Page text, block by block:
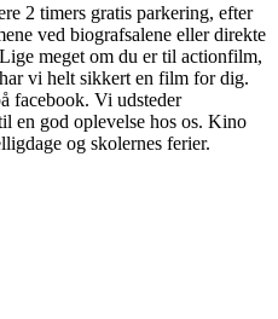
2 timers gratis parkering, efter
ved biografsalene eller direkte
meget om du er til actionfilm,
vi helt sikkert en film for dig.
facebook. Vi udsteder
en god oplevelse hos os. Kino
og skolernes ferier.